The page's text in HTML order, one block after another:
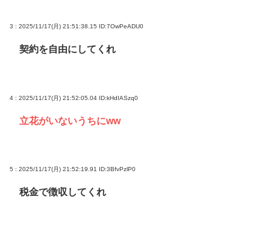
3 : 2025/11/17(月) 21:51:38.15 ID:7OwPeADU0
契約を自由にしてくれ
4 : 2025/11/17(月) 21:52:05.04 ID:kHdIASzq0
立花がいないうちにww
5 : 2025/11/17(月) 21:52:19.91 ID:3BfvPzlP0
税金で徴収してくれ